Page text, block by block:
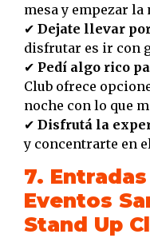
mesa y empezar
✔ Dejate llevar
disfrutar es ir con
✔ Pedí algo rico
Club ofrece
noche con lo que
✔ Disfrutá la
y concentrarte en
7.
Eventos
Stand Up